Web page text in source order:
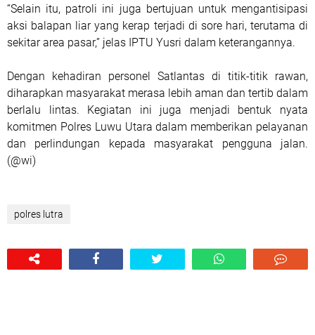
“Selain itu, patroli ini juga bertujuan untuk mengantisipasi
aksi balapan liar yang kerap terjadi di sore hari, terutama di
sekitar area pasar,” jelas IPTU Yusri dalam keterangannya.
Dengan kehadiran personel Satlantas di titik-titik rawan,
diharapkan masyarakat merasa lebih aman dan tertib dalam
berlalu lintas. Kegiatan ini juga menjadi bentuk nyata
komitmen Polres Luwu Utara dalam memberikan pelayanan
dan perlindungan kepada masyarakat pengguna jalan.
(@wi)
polres lutra